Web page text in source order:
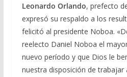
Leonardo Orlando, prefecto
expresó su respaldo a los
felicitó al presidente Noboa.
reelecto Daniel Noboa el
nuevo período y que Dios le
nuestra disposición de